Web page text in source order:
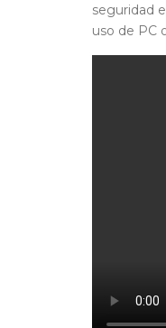
seguridad
uso de PC